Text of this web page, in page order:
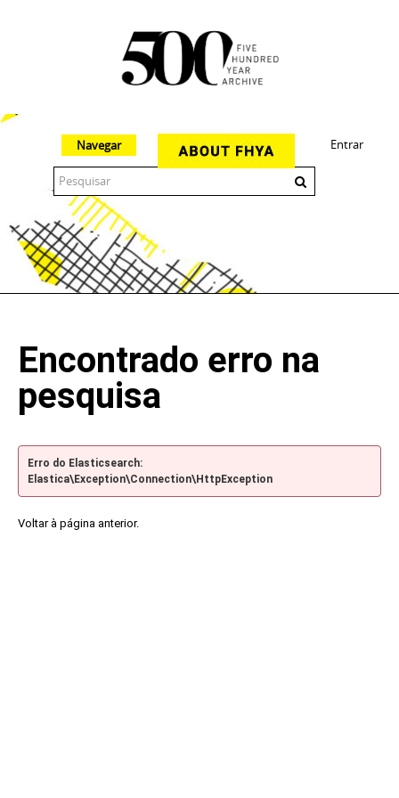
Entrar
Navegar
Encontrado erro na
pesquisa
Erro do Elasticsearch:
Elastica\Exception\Connection\HttpException
Voltar à página anterior.